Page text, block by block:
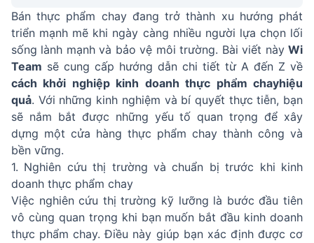
Bán thực phẩm chay đang trở thành xu hướng phát
triển mạnh mẽ khi ngày càng nhiều người lựa chọn lối
sống lành mạnh và bảo vệ môi trường. Bài viết này Wi
Team sẽ cung cấp hướng dẫn chi tiết từ A đến Z về
cách khởi nghiệp kinh doanh thực phẩm chayhiệu
quả. Với những kinh nghiệm và bí quyết thực tiễn, bạn
sẽ nắm bắt được những yếu tố quan trọng để xây
dựng một cửa hàng thực phẩm chay thành công và
bền vững.
1. Nghiên cứu thị trường và chuẩn bị trước khi kinh
doanh thực phẩm chay
Việc nghiên cứu thị trường kỹ lưỡng là bước đầu tiên
vô cùng quan trọng khi bạn muốn bắt đầu kinh doanh
thực phẩm chay. Điều này giúp bạn xác định được cơ